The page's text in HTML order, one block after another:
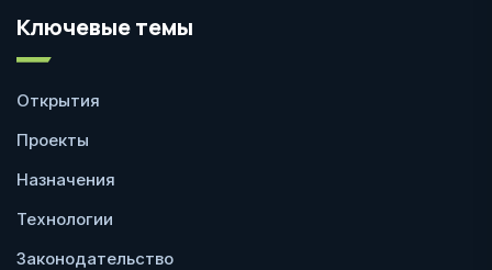
Ключевые темы
Открытия
Проекты
Назначения
Технологии
Законодательство